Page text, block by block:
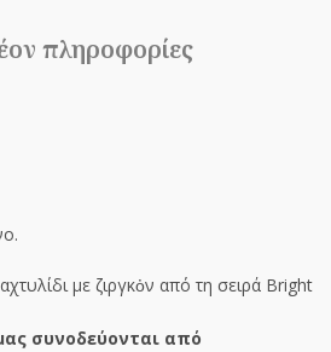
πληροφορίες
με ζιργκὀν από τη σειρά Bright
συνοδεύονται από